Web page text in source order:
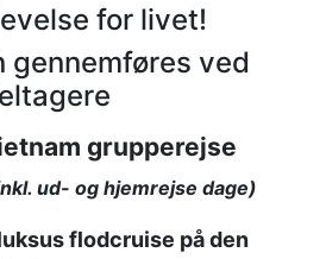
for livet!
gennemføres ved
grupperejse
ud- og hjemrejse dage)
flodcruise på den